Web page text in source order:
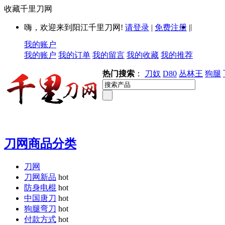
收藏千里刀网
嗨，欢迎来到阳江千里刀网! 请登录 | 免费注册 ||
我的账户
我的账户 我的订单 我的留言 我的收藏 我的推荐
热门搜索 ： 刀奴 D80 丛林王 狗腿
刀网商品分类
刀网
刀网新品 hot
防身电棍 hot
中国唐刀 hot
狗腿弯刀 hot
付款方式 hot